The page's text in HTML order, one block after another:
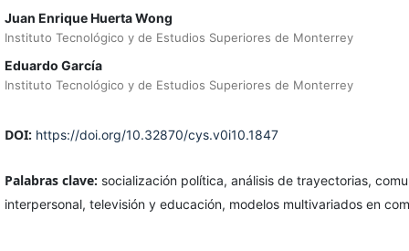
Juan Enrique Huerta Wong
Instituto Tecnológico y de Estudios Superiores de Monterrey
Eduardo García
Instituto Tecnológico y de Estudios Superiores de Monterrey
DOI: https://doi.org/10.32870/cys.v0i10.1847
Palabras clave: socialización política, análisis de trayectorias,
interpersonal, televisión y educación, modelos multivariados en